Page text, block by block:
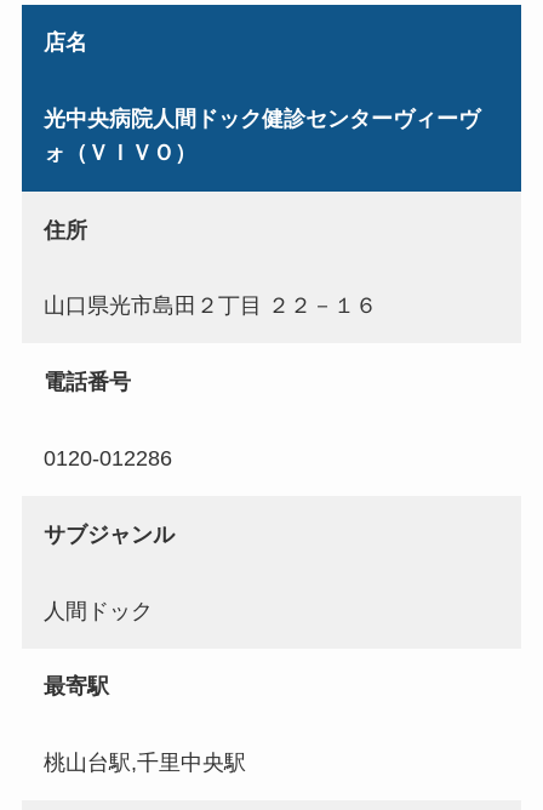
店名
光中央病院人間ドック健診センターヴィーヴ
ォ（ＶＩＶＯ）
住所
山口県光市島田２丁目 ２２－１６
電話番号
0120-012286
サブジャンル
人間ドック
最寄駅
桃山台駅,千里中央駅